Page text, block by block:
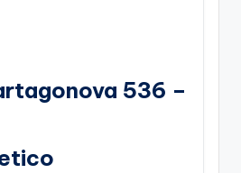
536 –